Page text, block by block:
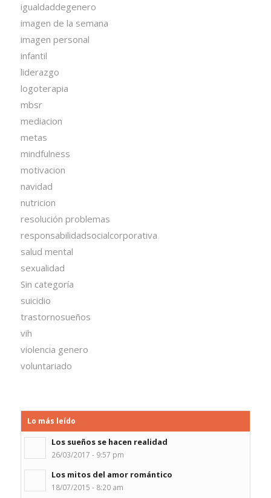
igualdaddegenero
imagen de la semana
imagen personal
infantil
liderazgo
logoterapia
mbsr
mediacion
metas
mindfulness
motivacion
navidad
nutricion
resolución problemas
responsabilidadsocialcorporativa
salud mental
sexualidad
Sin categoría
suicidio
trastornosueños
vih
violencia genero
voluntariado
Lo más leído
Los sueños se hacen realidad
26/03/2017 - 9:57 pm
Los mitos del amor romántico
18/07/2015 - 8:20 am